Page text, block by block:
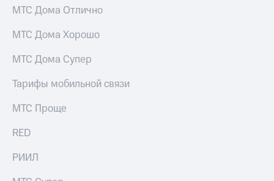
Домашнее
ТВ
Домашний
Подписка
интернета,
фильмы,
музыка
и многое
другое
группа
МТС Дома Отлично
МТС Дома Хорошо
МТС Дома Супер
Тарифы мобильной связи
МТС Проще
RED
РИИЛ